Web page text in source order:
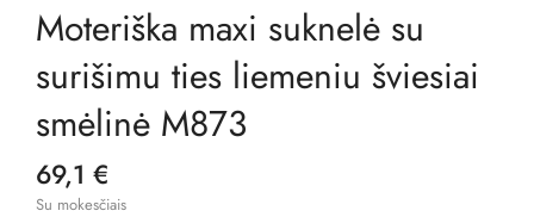
Moteriška maxi suknelė su
surišimu ties liemeniu šviesiai
smėlinė M873
69,1 €
Su mokesčiais